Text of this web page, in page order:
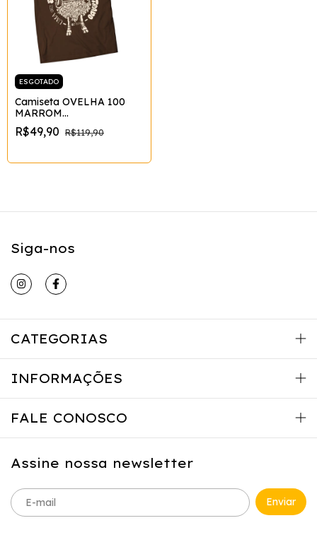
ESGOTADO
Camiseta OVELHA 100
MARROM
Tamanho:GG;Cor:Marrom
R$49,90 R$119,90
Siga-nos
CATEGORIAS
INFORMAÇÕES
FALE CONOSCO
Assine nossa newsletter